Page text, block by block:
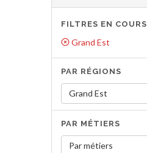
FILTRES EN COURS
Grand Est
PAR RÉGIONS
Grand Est
PAR MÉTIERS
Par métiers